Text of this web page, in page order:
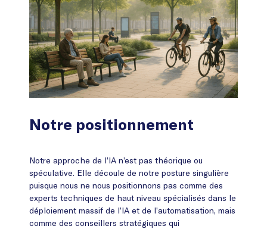
Notre positionnement
Notre approche de l’IA n’est pas théorique ou
spéculative. Elle découle de notre posture singulière
puisque nous ne nous positionnons pas comme des
experts techniques de haut niveau spécialisés dans le
déploiement massif de l’IA et de l’automatisation, mais
comme des conseillers stratégiques qui